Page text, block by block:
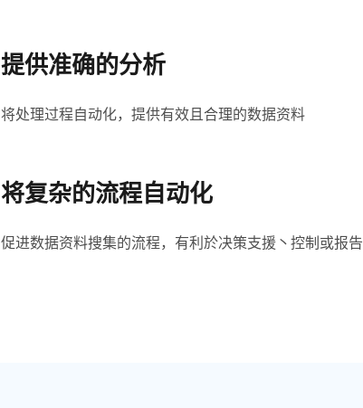
提供准确的分析
将处理过程自动化，提供有效且合理的数据资料
将复杂的流程自动化
促进数据资料搜集的流程，有利於决策支援丶控制或报告